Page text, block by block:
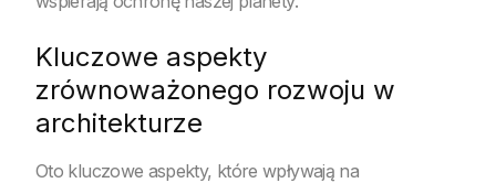
Kluczowe aspekty
zrównoważonego rozwoju w
architekturze
Oto kluczowe aspekty, które wpływają na